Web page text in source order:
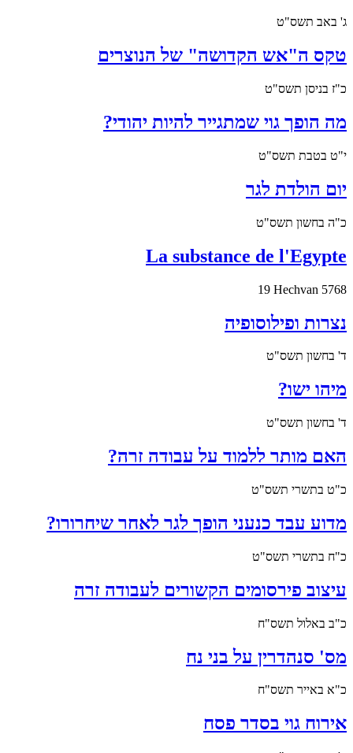
ג' באב תשס"ט
טקס ה"אש הקדושה" של הנוצרים
כ"ז בניסן תשס"ט
מה הופך גוי שמתגייר להיות יהודי?
י"ט בטבת תשס"ט
יום הולדת לגר
כ"ה בחשון תשס"ט
La substance de l'Egypte
19 Hechvan 5768
נצרות ופילוסופיה
ד' בחשון תשס"ט
מיהו ישו?
ד' בחשון תשס"ט
האם מותר ללמוד על עבודה זרה?
כ"ט בתשרי תשס"ט
מדוע עבד כנעני הופך לגר לאחר שיחרורו?
כ"ח בתשרי תשס"ט
עיצוב פירסומים הקשורים לעבודה זרה
כ"ב באלול תשס"ח
מס' סנהדרין על בני נח
כ"א באייר תשס"ח
אירוח גוי בסדר פסח